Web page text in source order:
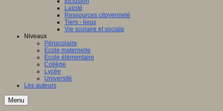
Laïcité
Ressources citoyenneté
Tiers - lieux
Vie scolaire et sociale
Niveaux
Périscolaire
Ecole maternelle
Ecole élémentaire
Collège
Lycée
Université
Les auteurs
Menu